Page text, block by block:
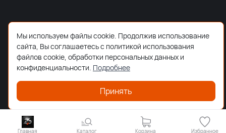
Главная Каталог Корзина Избранное
Мы используем файлы cookie. Продолжив использование
сайта, Вы соглашаетесь с политикой использования
файлов cookie, обработки персональных данных и
конфиденциальности. Подробнее
Принять